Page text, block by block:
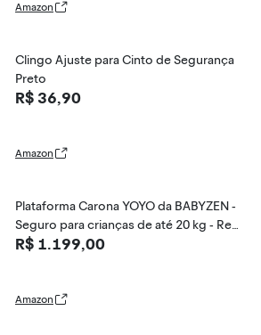
Amazon
Clingo Ajuste para Cinto de Segurança
Preto
R$ 36,90
Amazon
Plataforma Carona YOYO da BABYZEN -
Seguro para crianças de até 20 kg - Req
uer a estrutura YOYO2 (vendida separa
R$ 1.199,00
Amazon